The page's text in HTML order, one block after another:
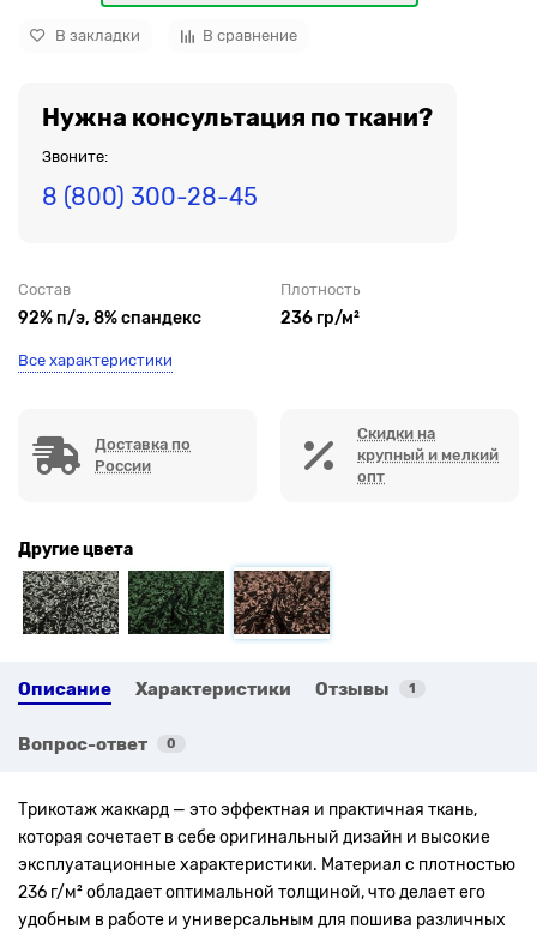
В закладки В сравнение
Нужна консультация по ткани?
Звоните:
8 (800) 300-28-45
Состав
92% п/э, 8% спандекс
Плотность
236 гр/м²
Все характеристики
Доставка по
России
Скидки на
крупный и мелкий
опт
Другие цвета
Описание Характеристики Отзывы 1
Вопрос-ответ 0
Трикотаж жаккард — это эффектная и практичная ткань,
которая сочетает в себе оригинальный дизайн и высокие
эксплуатационные характеристики. Материал с плотностью
236 г/м² обладает оптимальной толщиной, что делает его
удобным в работе и универсальным для пошива различных